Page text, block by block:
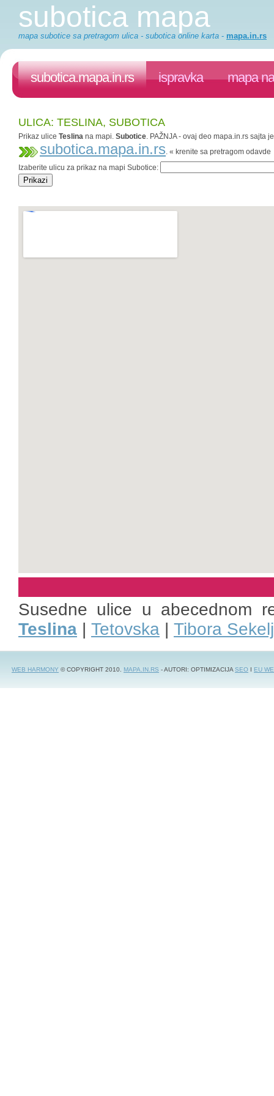
subotica mapa
mapa subotice sa pretragom ulica - subotica online karta - mapa.in.rs
subotica.mapa.in.rs ispravka mapa
ULICA: TESLINA, SUBOTICA
Prikaz ulice Teslina na mapi. Subotice. PAŽNJA - ovaj deo mapa.in.rs sajta
subotica.mapa.in.rs. « krenite sa pretragom odavde
Izaberite ulicu za prikaz na mapi Subotice:
Susedne ulice u abecednom
Teslina | Tetovska | Tibora
WEB HARMONY © COPYRIGHT 2010. MAPA.IN.RS - AUTORI: OPTIMIZACIJASEO I EU